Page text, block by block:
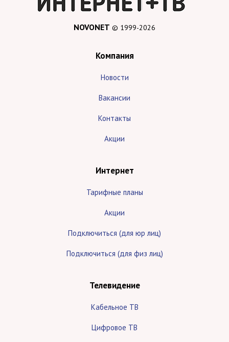
NOVONET © 1999-2026
Компания
Новости
Вакансии
Контакты
Акции
Интернет
Тарифные планы
Акции
Подключиться (для юр лиц)
Подключиться (для физ лиц)
Телевидение
Кабельное ТВ
Цифровое ТВ